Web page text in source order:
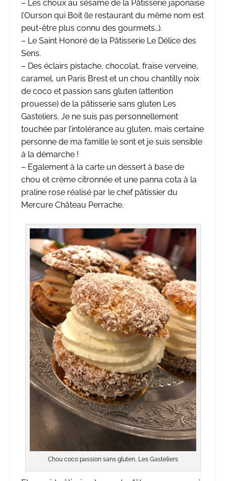
– Les choux au sésame de la Pâtisserie japonaise
l’Ourson qui Boit (le restaurant du même nom est
peut-être plus connu des gourmets…).
– Le Saint Honoré de la Pâtisserie Le Délice des
Sens.
– Des éclairs pistache, chocolat, fraise verveine,
caramel, un Paris Brest et un chou chantilly noix
de coco et passion sans gluten (attention
prouesse) de la pâtisserie sans gluten Les
Gasteliers. Je ne suis pas personnellement
touchée par l’intolérance au gluten, mais certaine
personne de ma famille le sont et je suis sensible
à la démarche !
– Egalement à la carte un dessert à base de
chou et crème citronnée et une panna cota à la
praline rose réalisé par le chef pâtissier du
Mercure Château Perrache.
Chou coco passion sans gluten, Les Gasteliers